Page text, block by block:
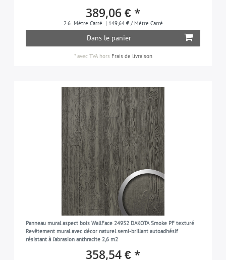
389,06 € *
2.6 Mètre Carré | 149,64 € / Mètre Carré
Dans le panier
*avec TVAhors Frais de livraison
Panneau mural aspect bois WallFace 24952 DAKOTA Smoke PF texturé
Revêtement mural avec décor naturel semi-brillant autoadhésif
résistant à l'abrasion anthracite 2,6 m2
358,54 € *